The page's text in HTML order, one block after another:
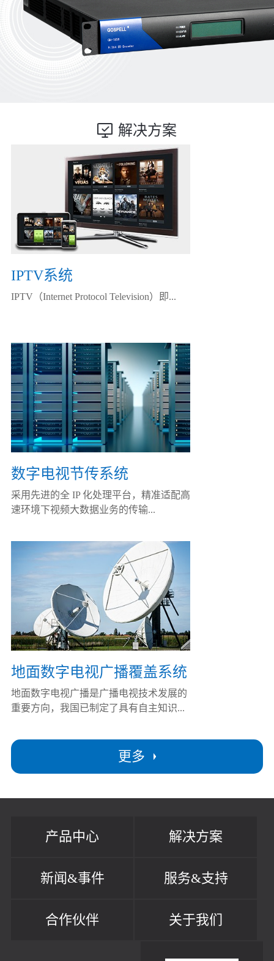
解决方案
更多
IPTV系统
IPTV（Internet Protocol Television）即...
数字电视节传系统
采用先进的全 IP 化处理平台，精准适配高
速环境下视频大数据业务的传输...
地面数字电视广播覆盖系统
地面数字电视广播是广播电视技术发展的
重要方向，我国已制定了具有自主知识...
产品中心 解决方案
新闻&事件 服务&支持
合作伙伴 关于我们